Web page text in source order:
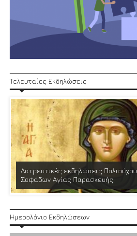
Τελευταίες Εκδηλώσεις
Λατρευτικές εκδηλώσεις Πολιούχου
Σοφάδων Αγίας Παρασκευής
Ημερολόγιο Εκδηλώσεων